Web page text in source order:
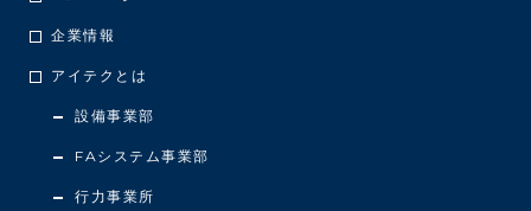
企業情報
アイテクとは
設備事業部
FAシステム事業部
行力事業所